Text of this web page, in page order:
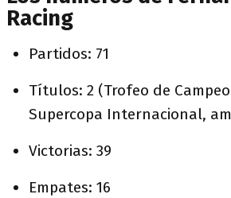
Racing
Partidos: 71
Títulos: 2 (Trofeo de
Supercopa Internacional,
Victorias: 39
Empates: 16